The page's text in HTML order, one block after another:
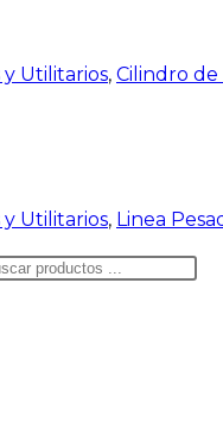
Utilitarios, Cilindro
Utilitarios, Linea